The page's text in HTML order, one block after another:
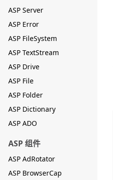
ASP Server
ASP Error
ASP FileSystem
ASP TextStream
ASP Drive
ASP File
ASP Folder
ASP Dictionary
ASP ADO
ASP 组件
ASP AdRotator
ASP BrowserCap